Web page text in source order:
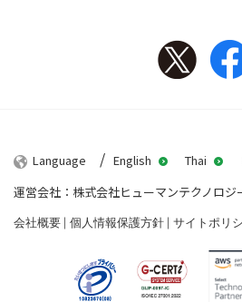
会社概要 個人情報保護方針 サイトポリ
Language English Thai
運営会社：株式会社ヒューマンテクノロジ